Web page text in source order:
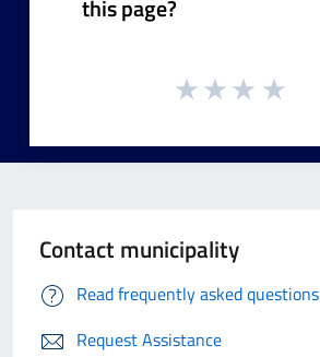
this page?
Contact municipality
Read frequently asked questions
Request Assistance